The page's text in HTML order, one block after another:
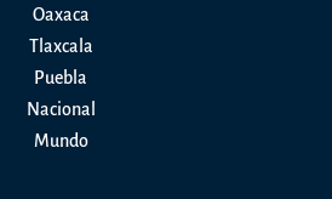
Oaxaca
Tlaxcala
Puebla
Nacional
Mundo